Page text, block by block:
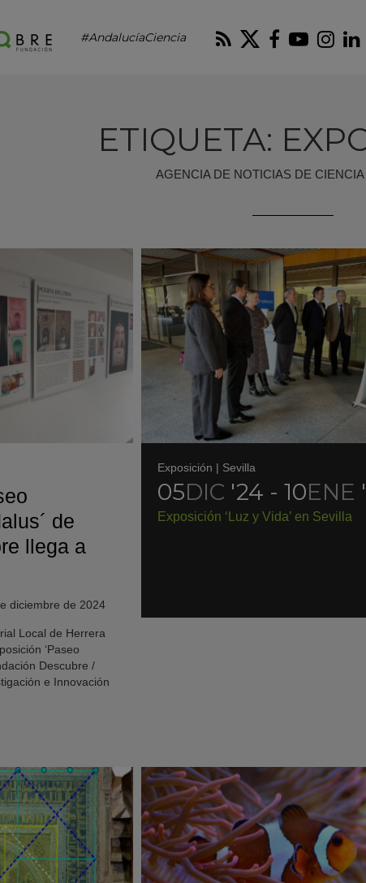
#AndalucíaCiencia RSS Twitter
ETIQUETA:
AGENCIA DE NOTICIAS DE
de
llega a
diciembre de 2024
Local de Herrera
‘Paseo
Descubre /
e Innovación
Exposición | Sevilla
05DIC '24 - 10ENE
Exposición ‘Luz y Vida’ en Sevilla